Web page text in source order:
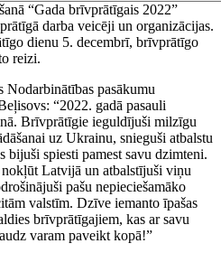
“Gada brīvprātīgais 2022”
darba veicēji un organizācijas.
dienu 5. decembrī, brīvprātīgo
reizi.
Nodarbinātības pasākumu
“2022. gadā pasauli
Brīvprātīgie ieguldījuši milzīgu
uz Ukrainu, snieguši atbalstu
spiesti pamest savu dzimteni.
Latvijā un atbalstījuši viņu
pašu nepieciešamāko
valstīm. Dzīve iemanto īpašas
brīvprātīgajiem, kas ar savu
varam paveikt kopā!”